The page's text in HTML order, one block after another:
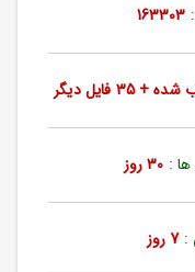
163303
35 فایل دیگر
: 30 روز
:7 روز